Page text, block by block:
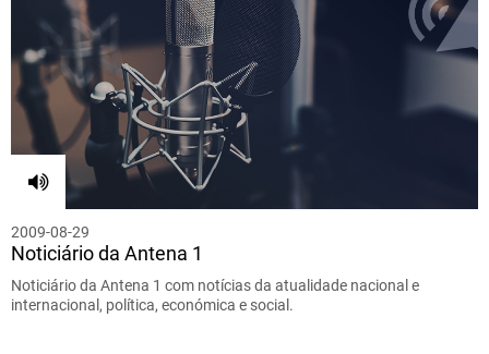
2009-08-29
Noticiário da Antena 1
Noticiário da Antena 1 com notícias da atualidade nacional e
internacional, política, económica e social.